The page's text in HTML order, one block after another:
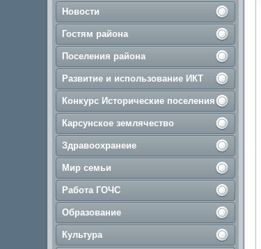
Новости
Гостям района
Поселения района
Развитие и использование ИКТ
Конкурс Исторические поселения
Карсунское землячество
Здравоохранеие
Мир семьи
Работа ГОЧС
Образование
Культура